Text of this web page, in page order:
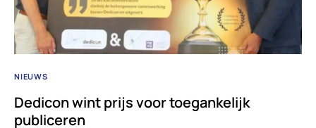
NIEUWS
Dedicon wint prijs voor toegankelijk
publiceren